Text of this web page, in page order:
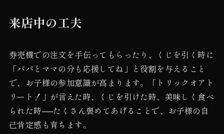
来店中の工夫
券売機での注文を手伝ってもらったり、くじを引く時に
「パパとママの分も応援してね」と役割を与えること
で、お子様の参加意識が高まります。「トリックオアト
リート！」が言えた時、くじを引けた時、美味しく食べ
られた時──たくさん褒めてあげることで、お子様の自
己肯定感も育ちます。